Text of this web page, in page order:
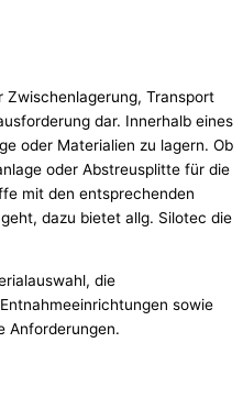
Zwischenlagerung, Transport
dar. Innerhalb eines
oder Materialien zu lagern. Ob
oder Abstreusplitte für die
mit den entsprechenden
dazu bietet allg. Silotec die
die
sowie
Anforderungen.